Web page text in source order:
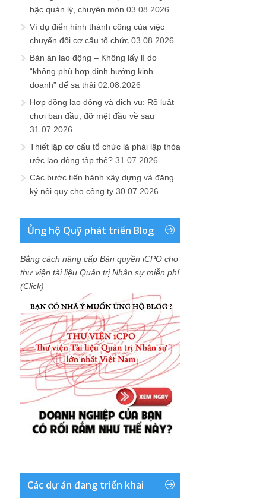
bậc quản lý, chuyên môn 03.08.2026
Ví dụ điển hình thành công của việc
chuyển đổi cơ cấu tổ chức 03.08.2026
Bản án lao động – Không lấy lí do
“không phù hợp định hướng kinh
doanh” để sa thải 02.08.2026
Hợp đồng lao động và dịch vụ: Rõ luật
chơi ban đầu, đỡ mệt đầu về sau
31.07.2026
Thiết lập cơ cấu tổ chức là phải lập thỏa
ước lao động tập thể? 31.07.2026
Các bước tiến hành xây dựng và đăng
ký nội quy cho công ty 30.07.2026
Ủng hộ Quỹ phát triển Blog
Bằng cách nâng cấp Bản quyền iCPO cho
thư viện tài liệu Quản trị Nhân sự miễn phí
(Click)
Các dự án đang triển khai